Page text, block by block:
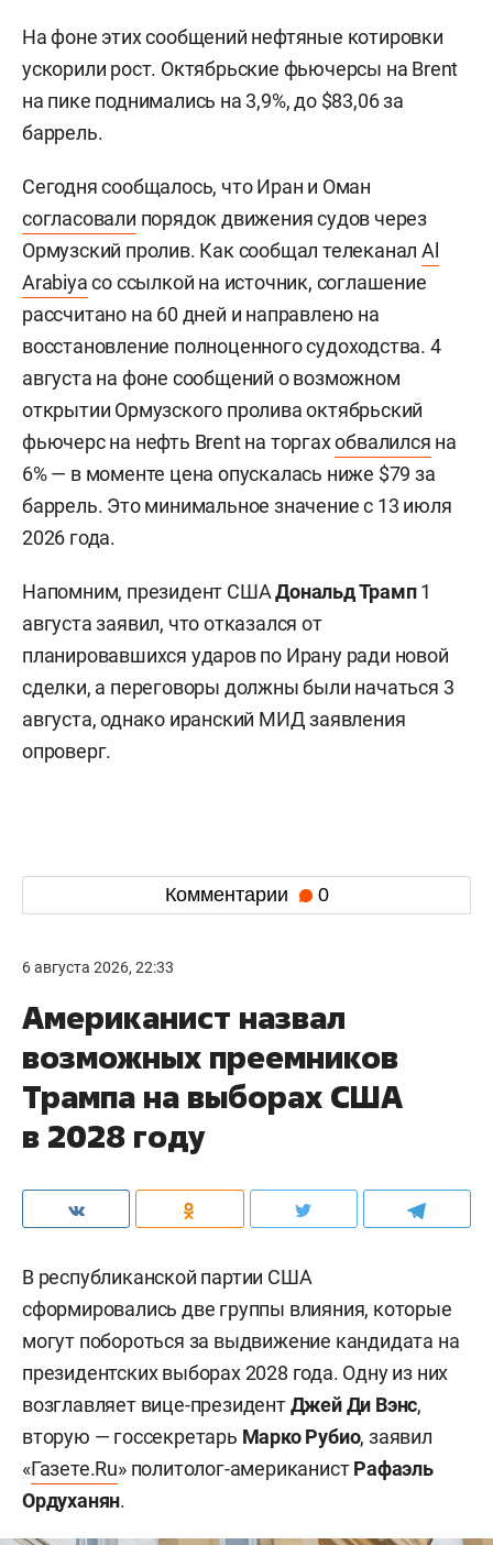
На фоне этих сообщений нефтяные котировки
ускорили рост. Октябрьские фьючерсы на Brent
на пике поднимались на 3,9%, до $83,06 за
баррель.
Сегодня сообщалось, что Иран и Оман
согласовали порядок движения судов через
Ормузский пролив. Как сообщал телеканал Al
Arabiyaсо ссылкой на источник, соглашение
рассчитано на 60 дней и направлено на
восстановление полноценного судоходства. 4
августа на фоне сообщений о возможном
открытии Ормузского пролива октябрьский
фьючерс на нефть Brent на торгахобвалился на
6% — в моменте цена опускалась ниже $79 за
баррель. Это минимальное значение с 13 июля
2026 года.
Напомним, президент СШАДональд Трамп1
августа заявил, что отказался от
планировавшихся ударов по Ирану ради новой
сделки, а переговоры должны были начаться 3
августа, однако иранский МИД заявления
опроверг.
Комментарии 0
6 августа 2026, 22:33
Американист назвал
возможных преемников
Трампа на выборах США
в 2028 году
В республиканской партии США
сформировались две группы влияния, которые
могут побороться за выдвижение кандидата на
президентских выборах 2028 года. Одну из них
возглавляет вице-президентДжей Ди Вэнс,
вторую — госсекретарь Марко Рубио, заявил
«Газете.Ru» политолог-американистРафаэль
Ордуханян.